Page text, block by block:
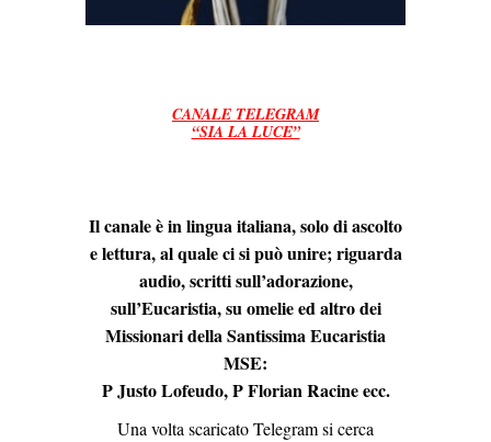
CANALE TELEGRAM
“SIA LA LUCE”
Il canale è in lingua italiana, solo di ascolto
e lettura, al quale ci si può unire; riguarda
audio, scritti sull’adorazione,
sull’Eucaristia, su omelie ed altro dei
Missionari della Santissima Eucaristia
MSE:
P Justo Lofeudo, P Florian Racine ecc.
Una volta scaricato Telegram si cerca